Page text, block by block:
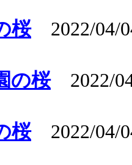
桜2022/04/
の桜2022/
桜2022/04/